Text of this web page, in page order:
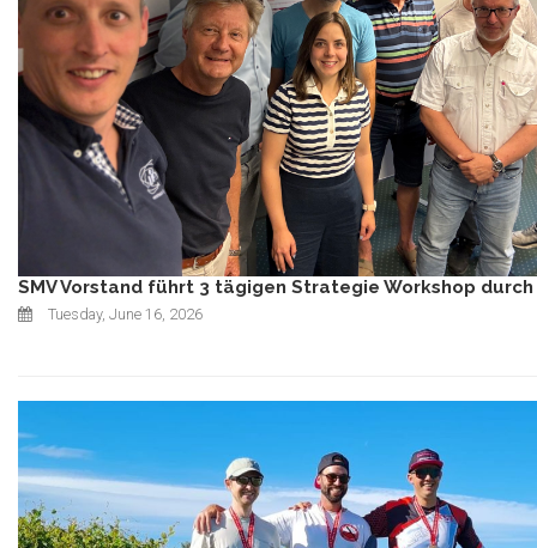
SMV Vorstand führt 3 tägigen Strategie Workshop durch
Tuesday, June 16, 2026